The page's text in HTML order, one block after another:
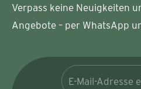
Verpass keine Neuigkeiten
Angebote – per WhatsApp